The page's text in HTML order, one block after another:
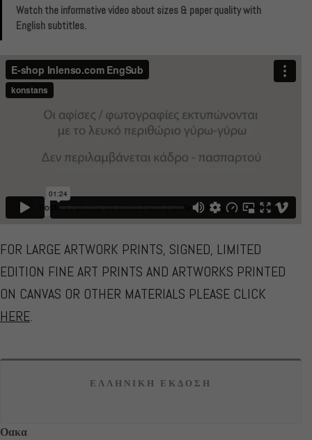
Watch the informative video about sizes & paper quality with
English subtitles.
FOR LARGE ARTWORK PRINTS, SIGNED, LIMITED
EDITION FINE ART PRINTS AND ARTWORKS PRINTED
ON CANVAS OR OTHER MATERIALS PLEASE CLICK
HERE.
ΕΛΛΗΝΙΚΗ ΕΚΔΟΣΗ
Οακα